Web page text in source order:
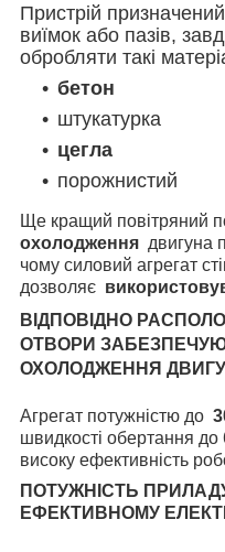
Пристрій
виїмок або пазів,
обробляти такі
бетон
штукатурка
цегла
порожнистий
ПОТУЖНІСТЬ
ЕФЕКТИВНОМУ
Агрегат потужністю до
швидкості обертання
високу ефективність
ВІДПОВІДНО
ОТВОРИ
ОХОЛОДЖЕННЯ
Ще кращий повітряний
охолодження двигуна
чому силовий агрегат
дозволяє